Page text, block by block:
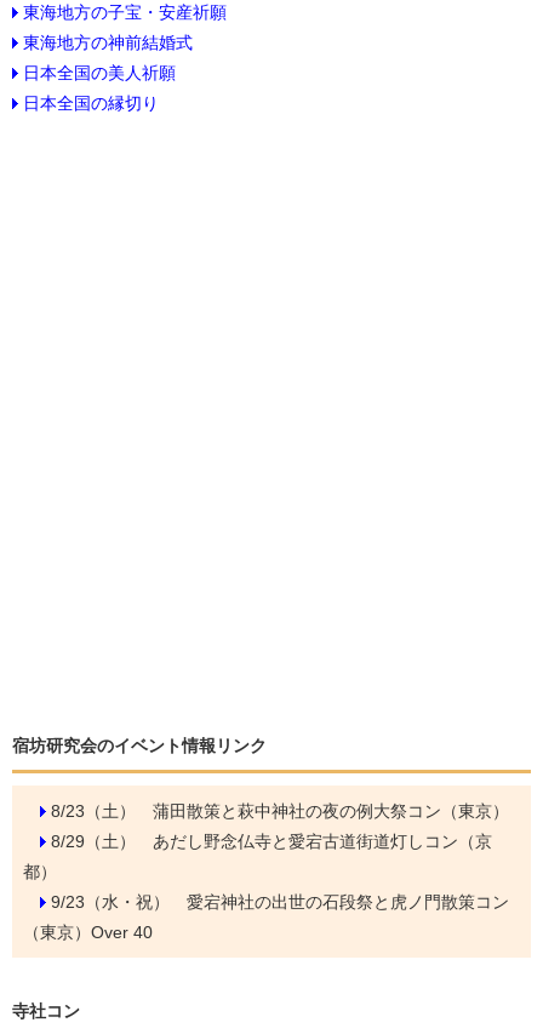
東海地方の子宝・安産祈願
東海地方の神前結婚式
日本全国の美人祈願
日本全国の縁切り
宿坊研究会のイベント情報リンク
8/23（土） 蒲田散策と萩中神社の夜の例大祭コン（東京）
8/29（土） あだし野念仏寺と愛宕古道街道灯しコン（京
都）
9/23（水・祝） 愛宕神社の出世の石段祭と虎ノ門散策コン
（東京）Over 40
寺社コン